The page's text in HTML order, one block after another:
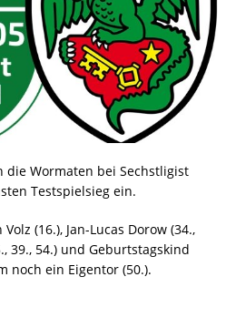
Wormaten bei Sechstligist
Testspielsieg ein.
(16.), Jan-Lucas Dorow (34.,
39., 54.) und Geburtstagskind
noch ein Eigentor (50.).